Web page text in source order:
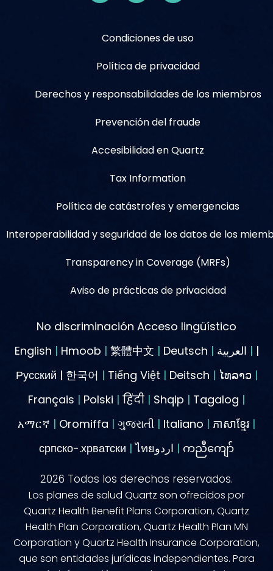
Condiciones de uso
Política de privacidad
Derechos y responsabilidades de los miembros
Prevención del fraude
Accesibilidad en Quartz
Tax Information
Política de catástrofes y emergencias
Interoperabilidad y seguridad de los datos de los
Transparency in Coverage (MRFs)
Aviso de prácticas de privacidad
No discriminación Acceso lingüístico
English | Hmoob | 繁體中文 | Deutsch | | |
Русский | 한국어 | Tiếng Việt | Deitsch | ໄທລາວ |
Français | Polski | हिंदी | Shqip | Tagalog |
አማርኛ | Oromiffa | ગુજરાતી | Italiano | ភាសាខ្មែរ |
српско-.хрватски | | ကညီကျော်
2026 Todos los derechos reservados.
Los planes de salud Quartz son ofrecidos por
Quartz Health Benefit Plans Corporation, Quartz
Health Plan Corporation, Quartz Health Plan MN
Corporation y Quartz Health Insurance Corporation,
que son entidades jurídicas independientes. Para